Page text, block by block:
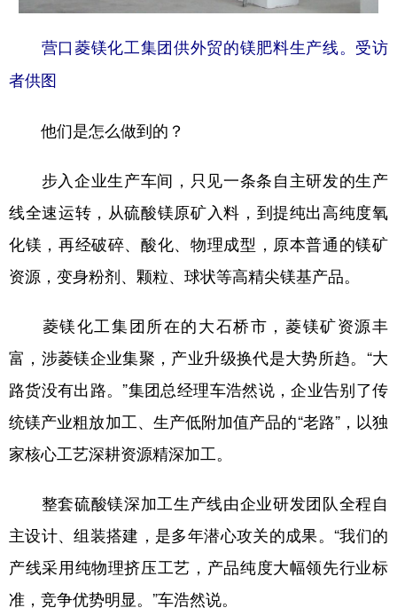
营口菱镁化工集团供外贸的镁肥料生产线。受访
者供图
他们是怎么做到的？
步入企业生产车间，只见一条条自主研发的生产
线全速运转，从硫酸镁原矿入料，到提纯出高纯度氧
化镁，再经破碎、酸化、物理成型，原本普通的镁矿
资源，变身粉剂、颗粒、球状等高精尖镁基产品。
菱镁化工集团所在的大石桥市，菱镁矿资源丰
富，涉菱镁企业集聚，产业升级换代是大势所趋。“大
路货没有出路。”集团总经理车浩然说，企业告别了传
统镁产业粗放加工、生产低附加值产品的“老路”，以独
家核心工艺深耕资源精深加工。
整套硫酸镁深加工生产线由企业研发团队全程自
主设计、组装搭建，是多年潜心攻关的成果。“我们的
产线采用纯物理挤压工艺，产品纯度大幅领先行业标
准，竞争优势明显。”车浩然说。